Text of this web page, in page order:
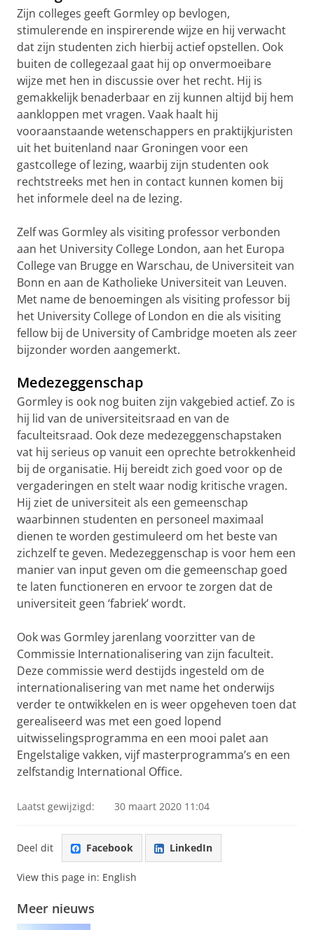
Zijn colleges geeft Gormley op bevlogen,
stimulerende en inspirerende wijze en hij verwacht
dat zijn studenten zich hierbij actief opstellen. Ook
buiten de collegezaal gaat hij op onvermoeibare
wijze met hen in discussie over het recht. Hij is
gemakkelijk benaderbaar en zij kunnen altijd bij hem
aankloppen met vragen. Vaak haalt hij
vooraanstaande wetenschappers en praktijkjuristen
uit het buitenland naar Groningen voor een
gastcollege of lezing, waarbij zijn studenten ook
rechtstreeks met hen in contact kunnen komen bij
het informele deel na de lezing.
Zelf was Gormley als visiting professor verbonden
aan het University College London, aan het Europa
College van Brugge en Warschau, de Universiteit van
Bonn en aan de Katholieke Universiteit van Leuven.
Met name de benoemingen als visiting professor bij
het University College of London en die als visiting
fellow bij de University of Cambridge moeten als zeer
bijzonder worden aangemerkt.
Medezeggenschap
Gormley is ook nog buiten zijn vakgebied actief. Zo is
hij lid van de universiteitsraad en van de
faculteitsraad. Ook deze medezeggenschapstaken
vat hij serieus op vanuit een oprechte betrokkenheid
bij de organisatie. Hij bereidt zich goed voor op de
vergaderingen en stelt waar nodig kritische vragen.
Hij ziet de universiteit als een gemeenschap
waarbinnen studenten en personeel maximaal
dienen te worden gestimuleerd om het beste van
zichzelf te geven. Medezeggenschap is voor hem een
manier van input geven om die gemeenschap goed
te laten functioneren en ervoor te zorgen dat de
universiteit geen ‘fabriek’ wordt.
Ook was Gormley jarenlang voorzitter van de
Commissie Internationalisering van zijn faculteit.
Deze commissie werd destijds ingesteld om de
internationalisering van met name het onderwijs
verder te ontwikkelen en is weer opgeheven toen dat
gerealiseerd was met een goed lopend
uitwisselingsprogramma en een mooi palet aan
Engelstalige vakken, vijf masterprogramma’s en een
zelfstandig International Office.
Laatst gewijzigd: 30 maart 2020 11:04
Deel dit Facebook LinkedIn
View this page in: English
Meer nieuws